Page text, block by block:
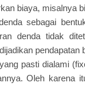
biaya, misalnya
sebagai
denda tidak
pasti dialami
Oleh karena